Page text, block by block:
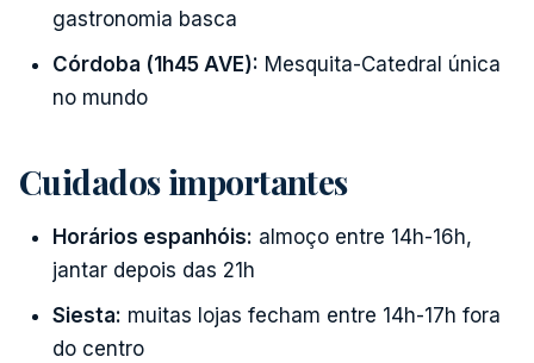
gastronomia basca
Córdoba (1h45 AVE): Mesquita-Catedral única
no mundo
Cuidados importantes
Horários espanhóis: almoço entre 14h-16h,
jantar depois das 21h
Siesta: muitas lojas fecham entre 14h-17h fora
do centro